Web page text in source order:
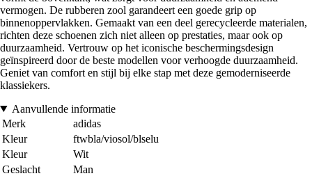
vermogen. De rubberen zool garandeert een goede grip op
binnenoppervlakken. Gemaakt van een deel gerecycleerde materialen,
richten deze schoenen zich niet alleen op prestaties, maar ook op
duurzaamheid. Vertrouw op het iconische beschermingsdesign
geïnspireerd door de beste modellen voor verhoogde duurzaamheid.
Geniet van comfort en stijl bij elke stap met deze gemoderniseerde
klassiekers.
Aanvullende informatie
Merk
adidas
Kleur
ftwbla/viosol/blselu
Kleur
Wit
Geslacht
Man